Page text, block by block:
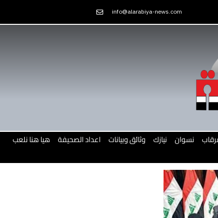
to
info@alarabiya-news.com
نسوان نيازك وثائق وبيانات اعداد الصحيفة هيا هنا نلعب